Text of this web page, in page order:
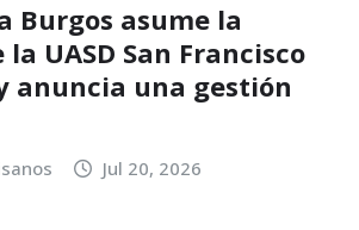
Burgos asume la
UASD San Francisco
anuncia una gestión
Jul 20, 2026